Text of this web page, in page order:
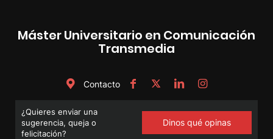
Máster Universitario en Comunicación
Transmedia
Contacto
¿Quieres enviar una
sugerencia, queja o
felicitación?
Dinos qué opinas